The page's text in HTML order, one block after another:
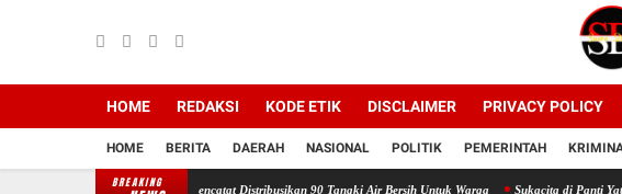
HOME REDAKSI KODE ETIK DISCLAIMER PRIVACY POLICY
HOME BERITA DAERAH NASIONAL POLITIK PEMERINTAH
BREAKING
Ganefo Tangen Mencatat Distribusikan 90 Tangki Air Bersih Untuk Warga Sukacita di Panti Yatim